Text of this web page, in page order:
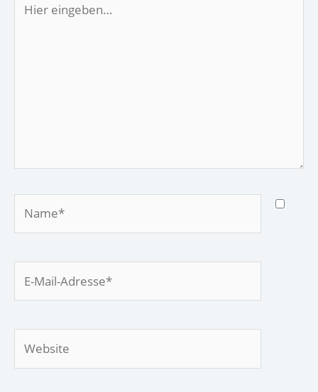
eingeben…
Mail-